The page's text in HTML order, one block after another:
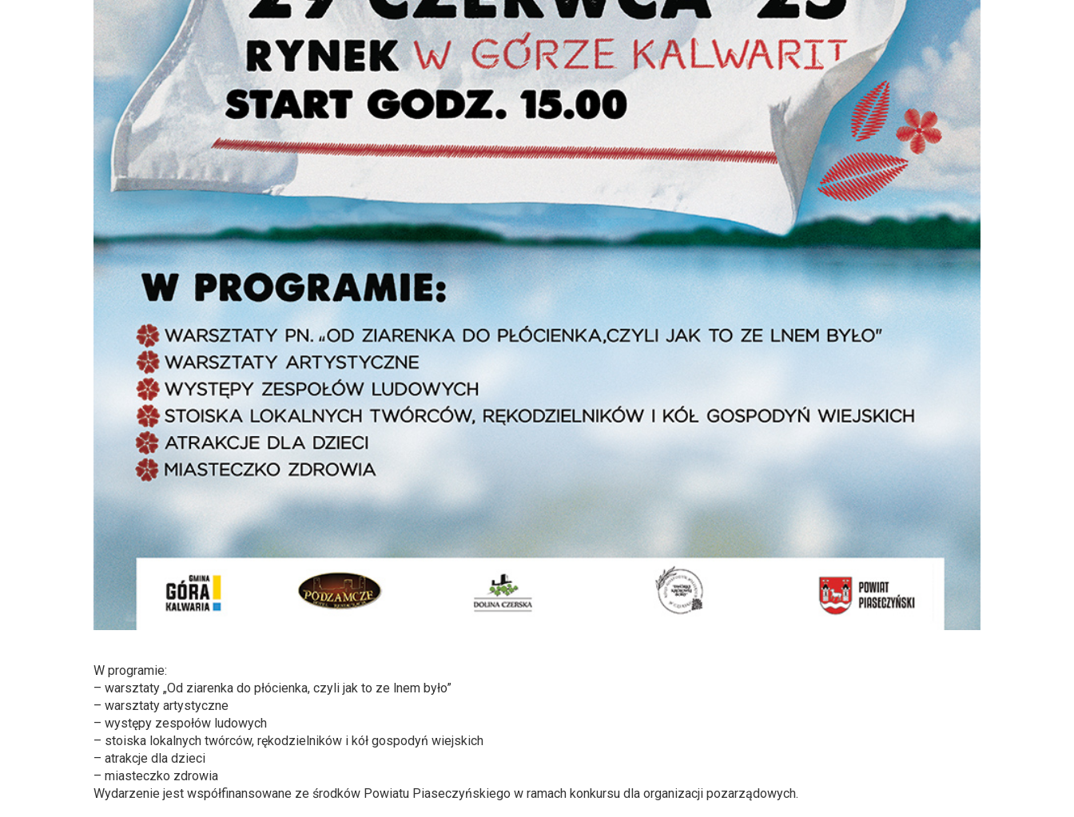
W programie:
– warsztaty „Od ziarenka do płócienka, czyli jak to ze lnem było”
– warsztaty artystyczne
– występy zespołów ludowych
– stoiska lokalnych twórców, rękodzielników i kół gospodyń wiejskich
– atrakcje dla dzieci
– miasteczko zdrowia
Wydarzenie jest współfinansowane ze środków Powiatu Piaseczyńskiego w ramach konkursu dla organizacji pozarządowych.